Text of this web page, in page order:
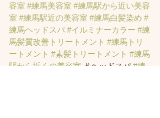
容室 #練馬美容室 #練馬駅から近い美容
室 #練馬駅近の美容室 #練馬白髪染め #
練馬ヘッドスパ #イルミナーカラー #練
馬髪質改善トリートメント #練馬トリ
ートメント #素髪トリートメント #練馬
駅から近くの美容室 ＃ヘッドスパ #練